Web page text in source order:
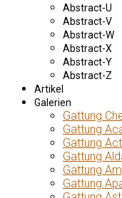
Abstract-U
Abstract-V
Abstract-W
Abstract-X
Abstract-Y
Abstract-Z
Artikel
Galerien
Gattung
Gattung
Gattung
Gattung
Gattung
Gattung